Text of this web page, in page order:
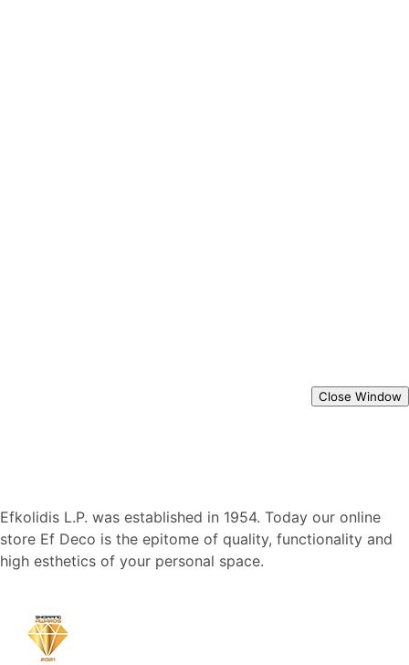
Close Window
Efkolidis L.P. was established in 1954. Today our online
store Ef Deco is the epitome of quality, functionality and
high esthetics of your personal space.